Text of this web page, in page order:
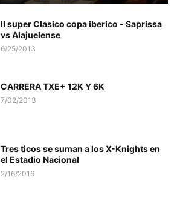
II super Clasico copa iberico - Saprissa
vs Alajuelense
6/25/2013
CARRERA TXE+ 12K Y 6K
7/02/2013
Tres ticos se suman a los X-Knights en
el Estadio Nacional
2/16/2016